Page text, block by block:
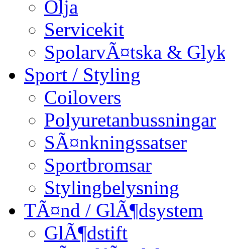
Olja
Servicekit
SpolarvÃ¤tska &
Sport / Styling
Coilovers
Polyuretanbussningar
SÃ¤nkningssatser
Sportbromsar
Stylingbelysning
TÃ¤nd / GlÃ¶dsystem
GlÃ¶dstift